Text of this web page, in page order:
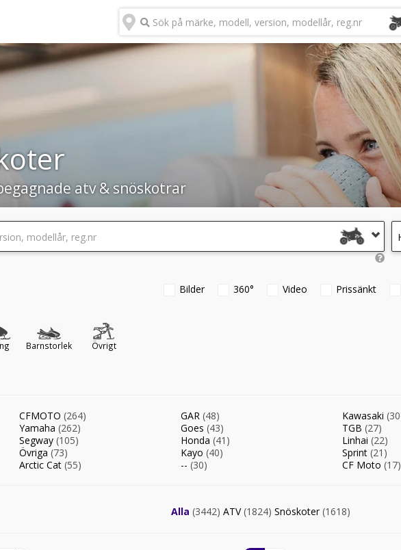
Sök på märke, modell, version, modellår, reg.nr
atv & snöskotrar
modellår, reg.nr
Bilder 360° Video Prissänkt
Barnstorlek Övrigt
CFMOTO (264)
Yamaha (262)
Segway (105)
Övriga (73)
Arctic Cat (55)
GAR (48)
Goes (43)
Honda (41)
Kayo (40)
-- (30)
Kawasaki
TGB (27)
Linhai (22)
Sprint (21)
CF Moto (17)
Alla (3442) ATV(1824) Snöskoter(1618)